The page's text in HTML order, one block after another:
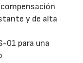
y de alta
01 para una